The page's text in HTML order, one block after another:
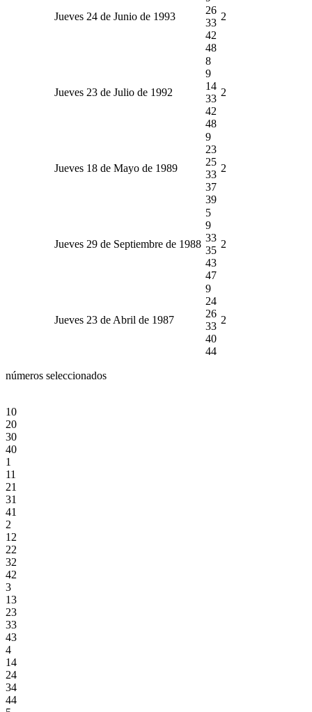
Jueves 24 de Junio de 1993
26
33
42
48
2
Jueves 23 de Julio de 1992
8
9
14
33
42
48
2
Jueves 18 de Mayo de 1989
9
23
25
33
37
39
2
Jueves 29 de Septiembre de 1988
5
9
33
35
43
47
2
Jueves 23 de Abril de 1987
9
24
26
33
40
44
2
números seleccionados
10
20
30
40
1
11
21
31
41
2
12
22
32
42
3
13
23
33
43
4
14
24
34
44